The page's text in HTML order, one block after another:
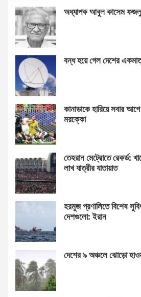
অধ্যাপক আবুল কাসেম
বন্ধ হয়ে গেল দেশের
কানাডাকে হারিয়ে সবার
মরক্কো
তেহরান মেট্রোতে রেকর্ড:
লাখ যাত্রীর যাতায়াত
হরমুজ প্রণালিতে বিশেষ
দেশগুলো: ইরান
দেশের ৯ অঞ্চলে ঝোড়ো